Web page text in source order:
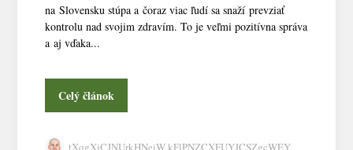
na Slovensku stúpa a čoraz viac ľudí sa snaží prevziať
kontrolu nad svojim zdravím. To je veľmi pozitívna správa
a aj vďaka...
Celý článok
tXqgXiCJNUrkHNejW kFlPNZCXFUYJCSZgcWEY